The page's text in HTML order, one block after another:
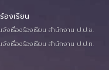
องเรียน
จ้งเรื่องร้องเรียน สำนักงาน ป.ป.ช.
จ้งเรื่องร้องเรียน สำนักงาน ป.ป.ท.